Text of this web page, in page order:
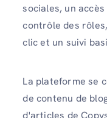
sociales, un
contrôle des
clic et un suivi
La plateforme se
de contenu de
d'articles de